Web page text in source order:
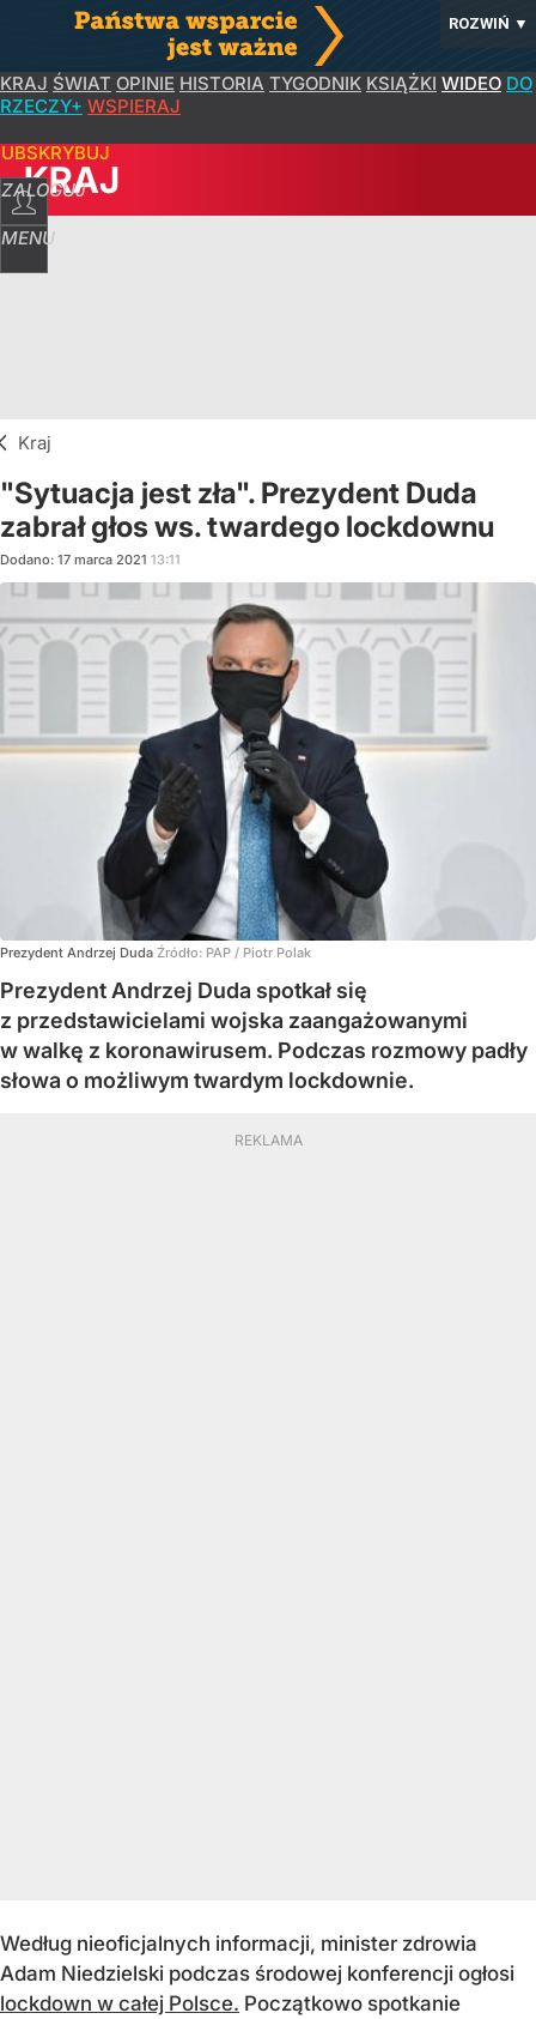
ROZWIŃ ▼
KRAJ ŚWIAT OPINIE HISTORIA TYGODNIK KSIĄŻKI WIDEO DO
RZECZY+ WSPIERAJ
ZALOGUJ
MENU
KRAJ
Kraj
"Sytuacja jest zła". Prezydent Duda
zabrał głos ws. twardego lockdownu
Dodano: 17 marca 2021 13:11
Prezydent Andrzej Duda Źródło: PAP / Piotr Polak
Prezydent Andrzej Duda spotkał się
z przedstawicielami wojska zaangażowanymi
w walkę z koronawirusem. Podczas rozmowy padły
słowa o możliwym twardym lockdownie.
Według nieoficjalnych informacji, minister zdrowia
Adam Niedzielski podczas środowej konferencji ogłosi
lockdown w całej Polsce. Początkowo spotkanie